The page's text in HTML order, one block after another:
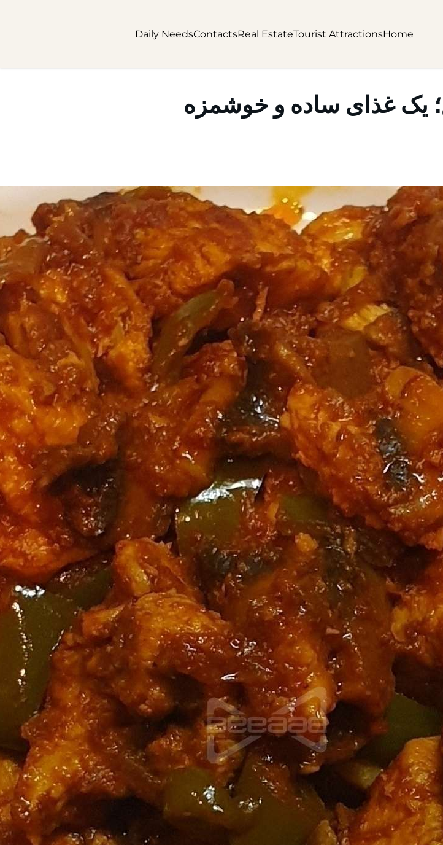
Home
Tourist Attractions
Real Estate
Contacts
Daily Needs
یک غذای ساده و خوشمزه